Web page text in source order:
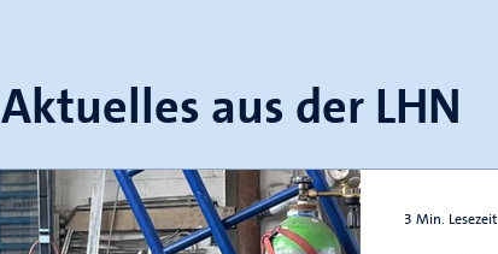
3 Min. Lesezeit
Aktuelles aus der LHN